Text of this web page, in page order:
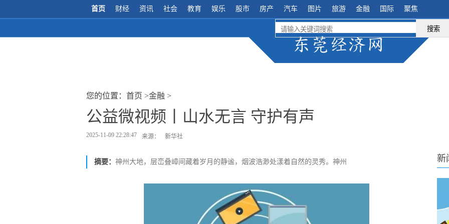
首页 财经 资讯 社会 教育 娱乐 股市 房产 汽车 图片 旅游 金融 国际 聚焦
搜索
您的位置： 首页 >金融 >
公益微视频丨山水无言 守护有声
2025-11-09 22:28:47 来源： 新华社
摘要： 神州大地，层峦叠嶂间藏着岁月的静谧，烟波浩渺处漾着自然的灵秀。神州 新